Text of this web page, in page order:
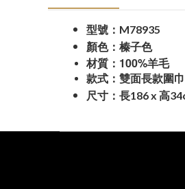
型號： M78935
顏色：榛子色
材質： 100%羊毛
款式：雙面長款圍巾
尺寸：長186 x 高